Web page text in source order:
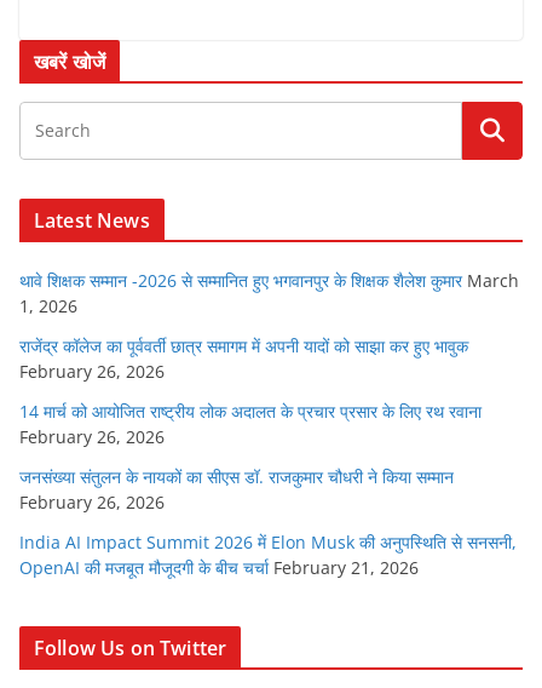
खबरें खोजें
Latest News
थावे शिक्षक सम्मान -2026 से सम्मानित हुए भगवानपुर के शिक्षक शैलेश कुमार March
1, 2026
राजेंद्र कॉलेज का पूर्ववर्ती छात्र समागम में अपनी यादों को साझा कर हुए भावुक
February 26, 2026
14 मार्च को आयोजित राष्ट्रीय लोक अदालत के प्रचार प्रसार के लिए रथ रवाना
February 26, 2026
जनसंख्या संतुलन के नायकों का सीएस डॉ. राजकुमार चौधरी ने किया सम्मान
February 26, 2026
India AI Impact Summit 2026 में Elon Musk की अनुपस्थिति से सनसनी,
OpenAI की मजबूत मौजूदगी के बीच चर्चा February 21, 2026
Follow Us on Twitter